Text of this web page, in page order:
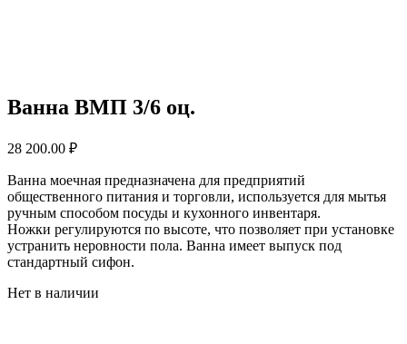
Ванна ВМП 3/6 оц.
28 200.00 ₽
Ванна моечная предназначена для предприятий
общественного питания и торговли, используется для мытья
ручным способом посуды и кухонного инвентаря.
Ножки регулируются по высоте, что позволяет при установке
устранить неровности пола. Ванна имеет выпуск под
стандартный сифон.
Нет в наличии